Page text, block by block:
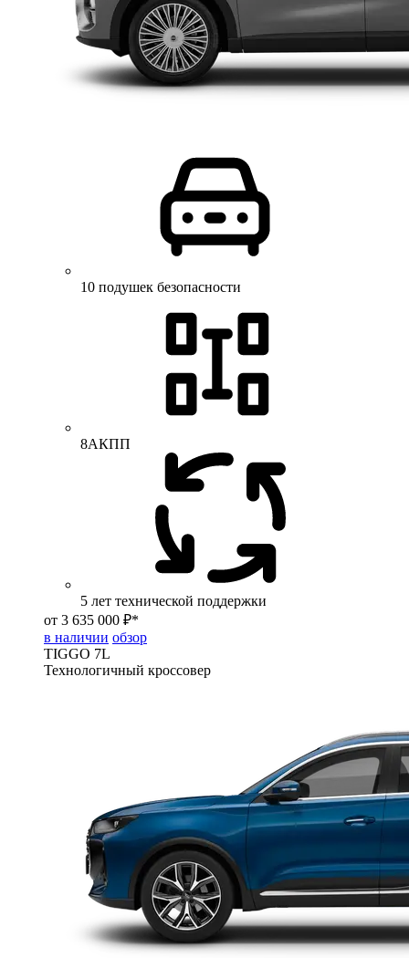
10 подушек безопасности
8АКПП
5 лет технической поддержки
от 3 635 000 ₽*
в наличии обзор
TIGGO 7L
Технологичный кроссовер